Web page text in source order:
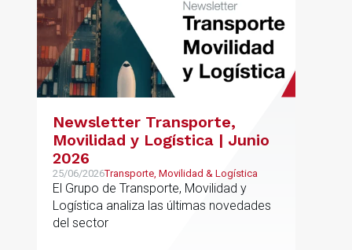
Newsletter Transporte,
Movilidad y Logística | Junio
2026
25/06/2026Transporte, Movilidad & Logística
El Grupo de Transporte, Movilidad y
Logística analiza las últimas novedades
del sector